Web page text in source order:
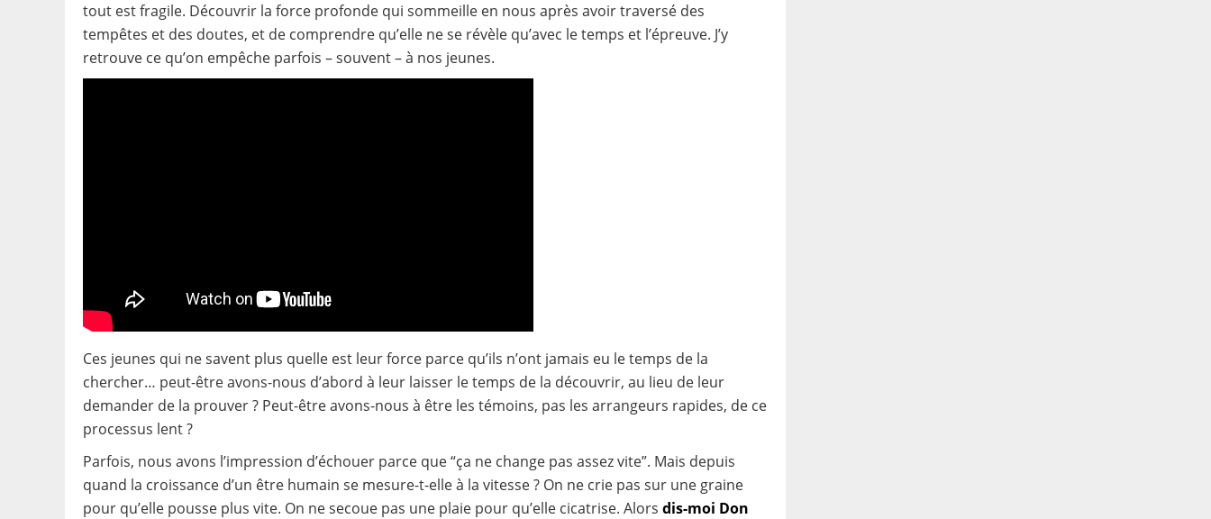
tout est fragile. Découvrir la force profonde qui sommeille en nous après avoir traversé des
tempêtes et des doutes, et de comprendre qu’elle ne se révèle qu’avec le temps et l’épreuve. J’y
retrouve ce qu’on empêche parfois – souvent – à nos jeunes.
Ces jeunes qui ne savent plus quelle est leur force parce qu’ils n’ont jamais eu le temps de la
chercher… peut-être avons-nous d’abord à leur laisser le temps de la découvrir, au lieu de leur
demander de la prouver ? Peut-être avons-nous à être les témoins, pas les arrangeurs rapides, de ce
processus lent ?
Parfois, nous avons l’impression d’échouer parce que “ça ne change pas assez vite”. Mais depuis
quand la croissance d’un être humain se mesure-t-elle à la vitesse ? On ne crie pas sur une graine
pour qu’elle pousse plus vite. On ne secoue pas une plaie pour qu’elle cicatrise. Alors dis-moi Don